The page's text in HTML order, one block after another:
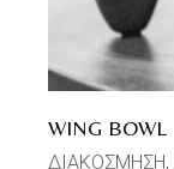
WING BOWL
ΔΙΑΚΟΣΜΗΣΗ